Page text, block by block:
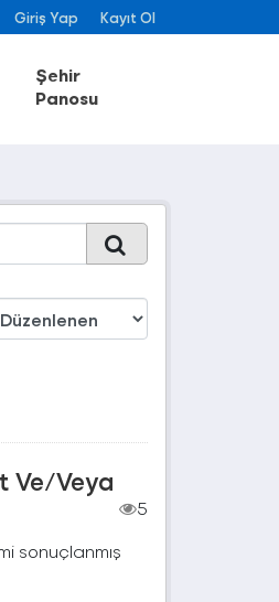
Giriş Yap Kayıt Ol
Şehir
Panosu
Ve/Veya
5
sonuçlanmış